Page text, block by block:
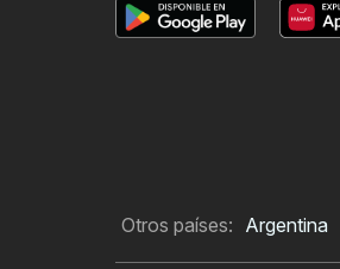
Otros países: Argentina